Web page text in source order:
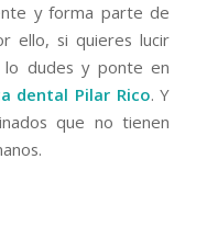
y forma parte de
ello, si quieres lucir
lo dudes y ponte en
dental Pilar Rico. Y
que no tienen